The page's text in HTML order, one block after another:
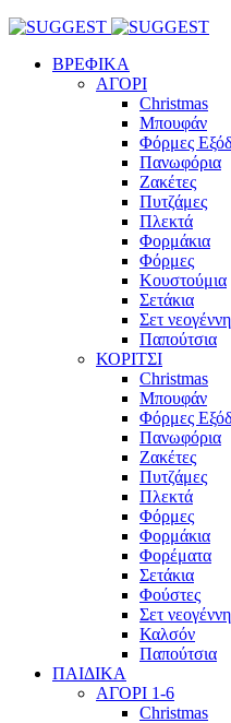
ΒΡΕΦΙΚΑ
ΑΓΟΡΙ
Christmas
Μπουφάν
Φόρμες
Πανωφόρια
Ζακέτες
Πυτζάμες
Πλεκτά
Φορμάκια
Φόρμες
Κουστούμια
Σετάκια
Σετ
Παπούτσια
ΚΟΡΙΤΣΙ
Christmas
Μπουφάν
Φόρμες
Πανωφόρια
Ζακέτες
Πυτζάμες
Πλεκτά
Φόρμες
Φορμάκια
Φορέματα
Σετάκια
Φούστες
Σετ
Καλσόν
Παπούτσια
ΠΑΙΔΙΚΑ
ΑΓΟΡΙ 1-6
Christmas